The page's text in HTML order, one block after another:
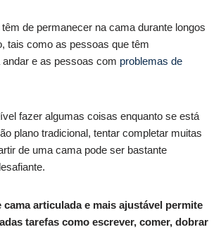
de permanecer na cama durante longos
tais como as pessoas que têm
andar e as pessoas com problemas de
fazer algumas coisas enquanto se está
plano tradicional, tentar completar muitas
de uma cama pode ser bastante
cama articulada e mais ajustável permite
tarefas como escrever, comer, dobrar